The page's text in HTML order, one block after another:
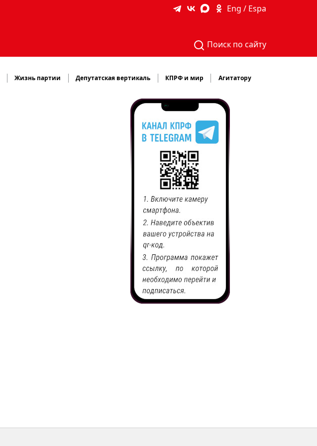
Eng / Espa
Поиск по сайту
Жизнь партии Депутатская вертикаль КПРФ и мир Агитатору